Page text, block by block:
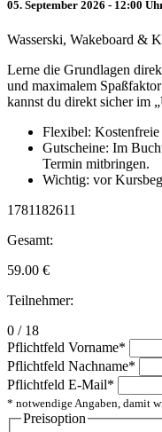
05. September 2026 - 12:00
Wasserski, Wakeboard &
Lerne die Grundlagen
und maximalem
kannst du direkt sicher im
Flexibel:
Gutscheine: Im
Termin mitbringen.
Wichtig: vor
1781182611
Gesamt:
59.00 €
Teilnehmer:
0 / 18
Pflichtfeld Vorname*
Pflichtfeld Nachname*
Pflichtfeld E-Mail*
* notwendige Angaben, damit
Preisoption